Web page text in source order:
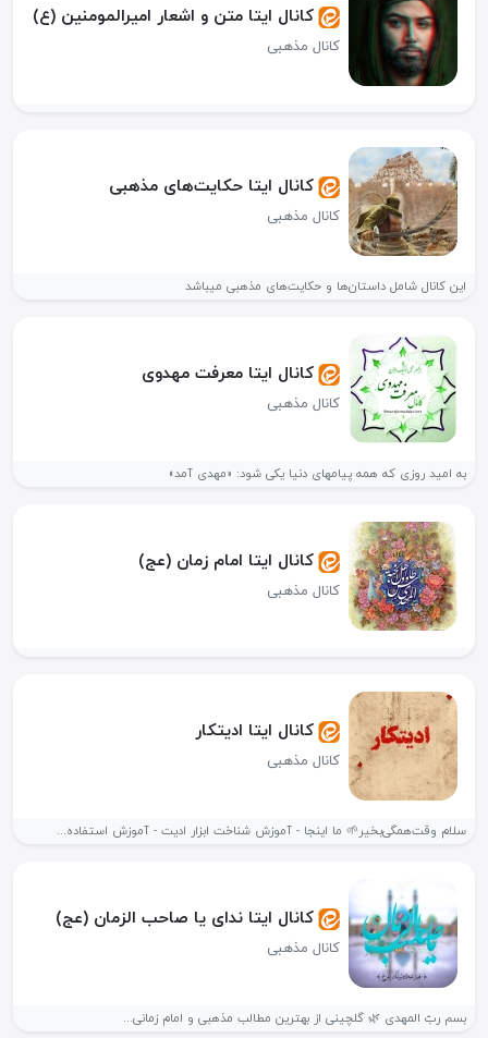
کانال ایتا متن و اشعار امیرالمومنین (ع)
کانال مذهبی
کانال ایتا حکایت‌های مذهبی
کانال مذهبی
این کانال شامل داستان‌ها و حکایت‌های مذهبی میباشد
کانال ایتا معرفت مهدوی
کانال مذهبی
به امید روزی که همه پیامهای دنیا یکی شود: «مهدی آمد»
کانال ایتا امام زمان (عج)
کانال مذهبی
کانال ایتا ادیتکار
کانال مذهبی
سلام‌ وقت‌همگی‌بخیر🌱 ما اینجا - آموزش‌‌ شناخت ابزار ادیت - آموزش استفاده...
کانال ایتا ندای یا صاحب الزمان (عج)
کانال مذهبی
بسم ربّ المهدی 🌿 گلچینی از بهترین مطالب مذهبی و امام زمانی...